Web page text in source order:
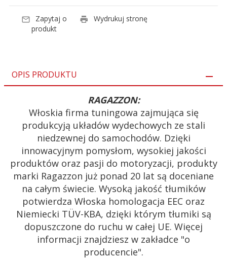
Zapytaj o
produkt
Wydrukuj stronę
OPIS PRODUKTU
RAGAZZON:
Włoskia firma tuningowa zajmująca się
produkcyją układów wydechowych ze stali
niedzewnej do samochodów. Dzięki
innowacyjnym pomysłom, wysokiej jakości
produktów oraz pasji do motoryzacji, produkty
marki Ragazzon już ponad 20 lat są doceniane
na całym świecie. Wysoką jakość tłumików
potwierdza Włoska homologacja EEC oraz
Niemiecki TÜV-KBA, dzięki którym tłumiki są
dopuszczone do ruchu w całej UE. Więcej
informacji znajdziesz w zakładce "o
producencie".